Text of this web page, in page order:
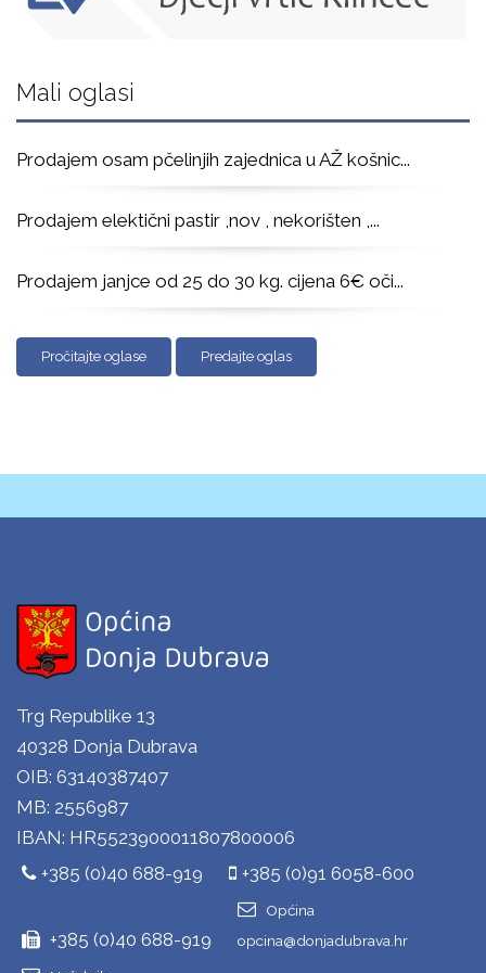
Mali oglasi
Prodajem osam pčelinjih zajednica u AŽ košnic...
Prodajem elektični pastir ,nov , nekorišten , ...
Prodajem janjce od 25 do 30 kg. cijena 6€ oči...
Pročitajte oglase Predajte oglas
Trg Republike 13
40328 Donja Dubrava
OIB: 63140387407
MB: 2556987
IBAN: HR5523900011807800006
+385 (0)40 688-919
+385 (0)91 6058-600
+385 (0)40 688-919
Općina
opcina@donjadubrava.hr